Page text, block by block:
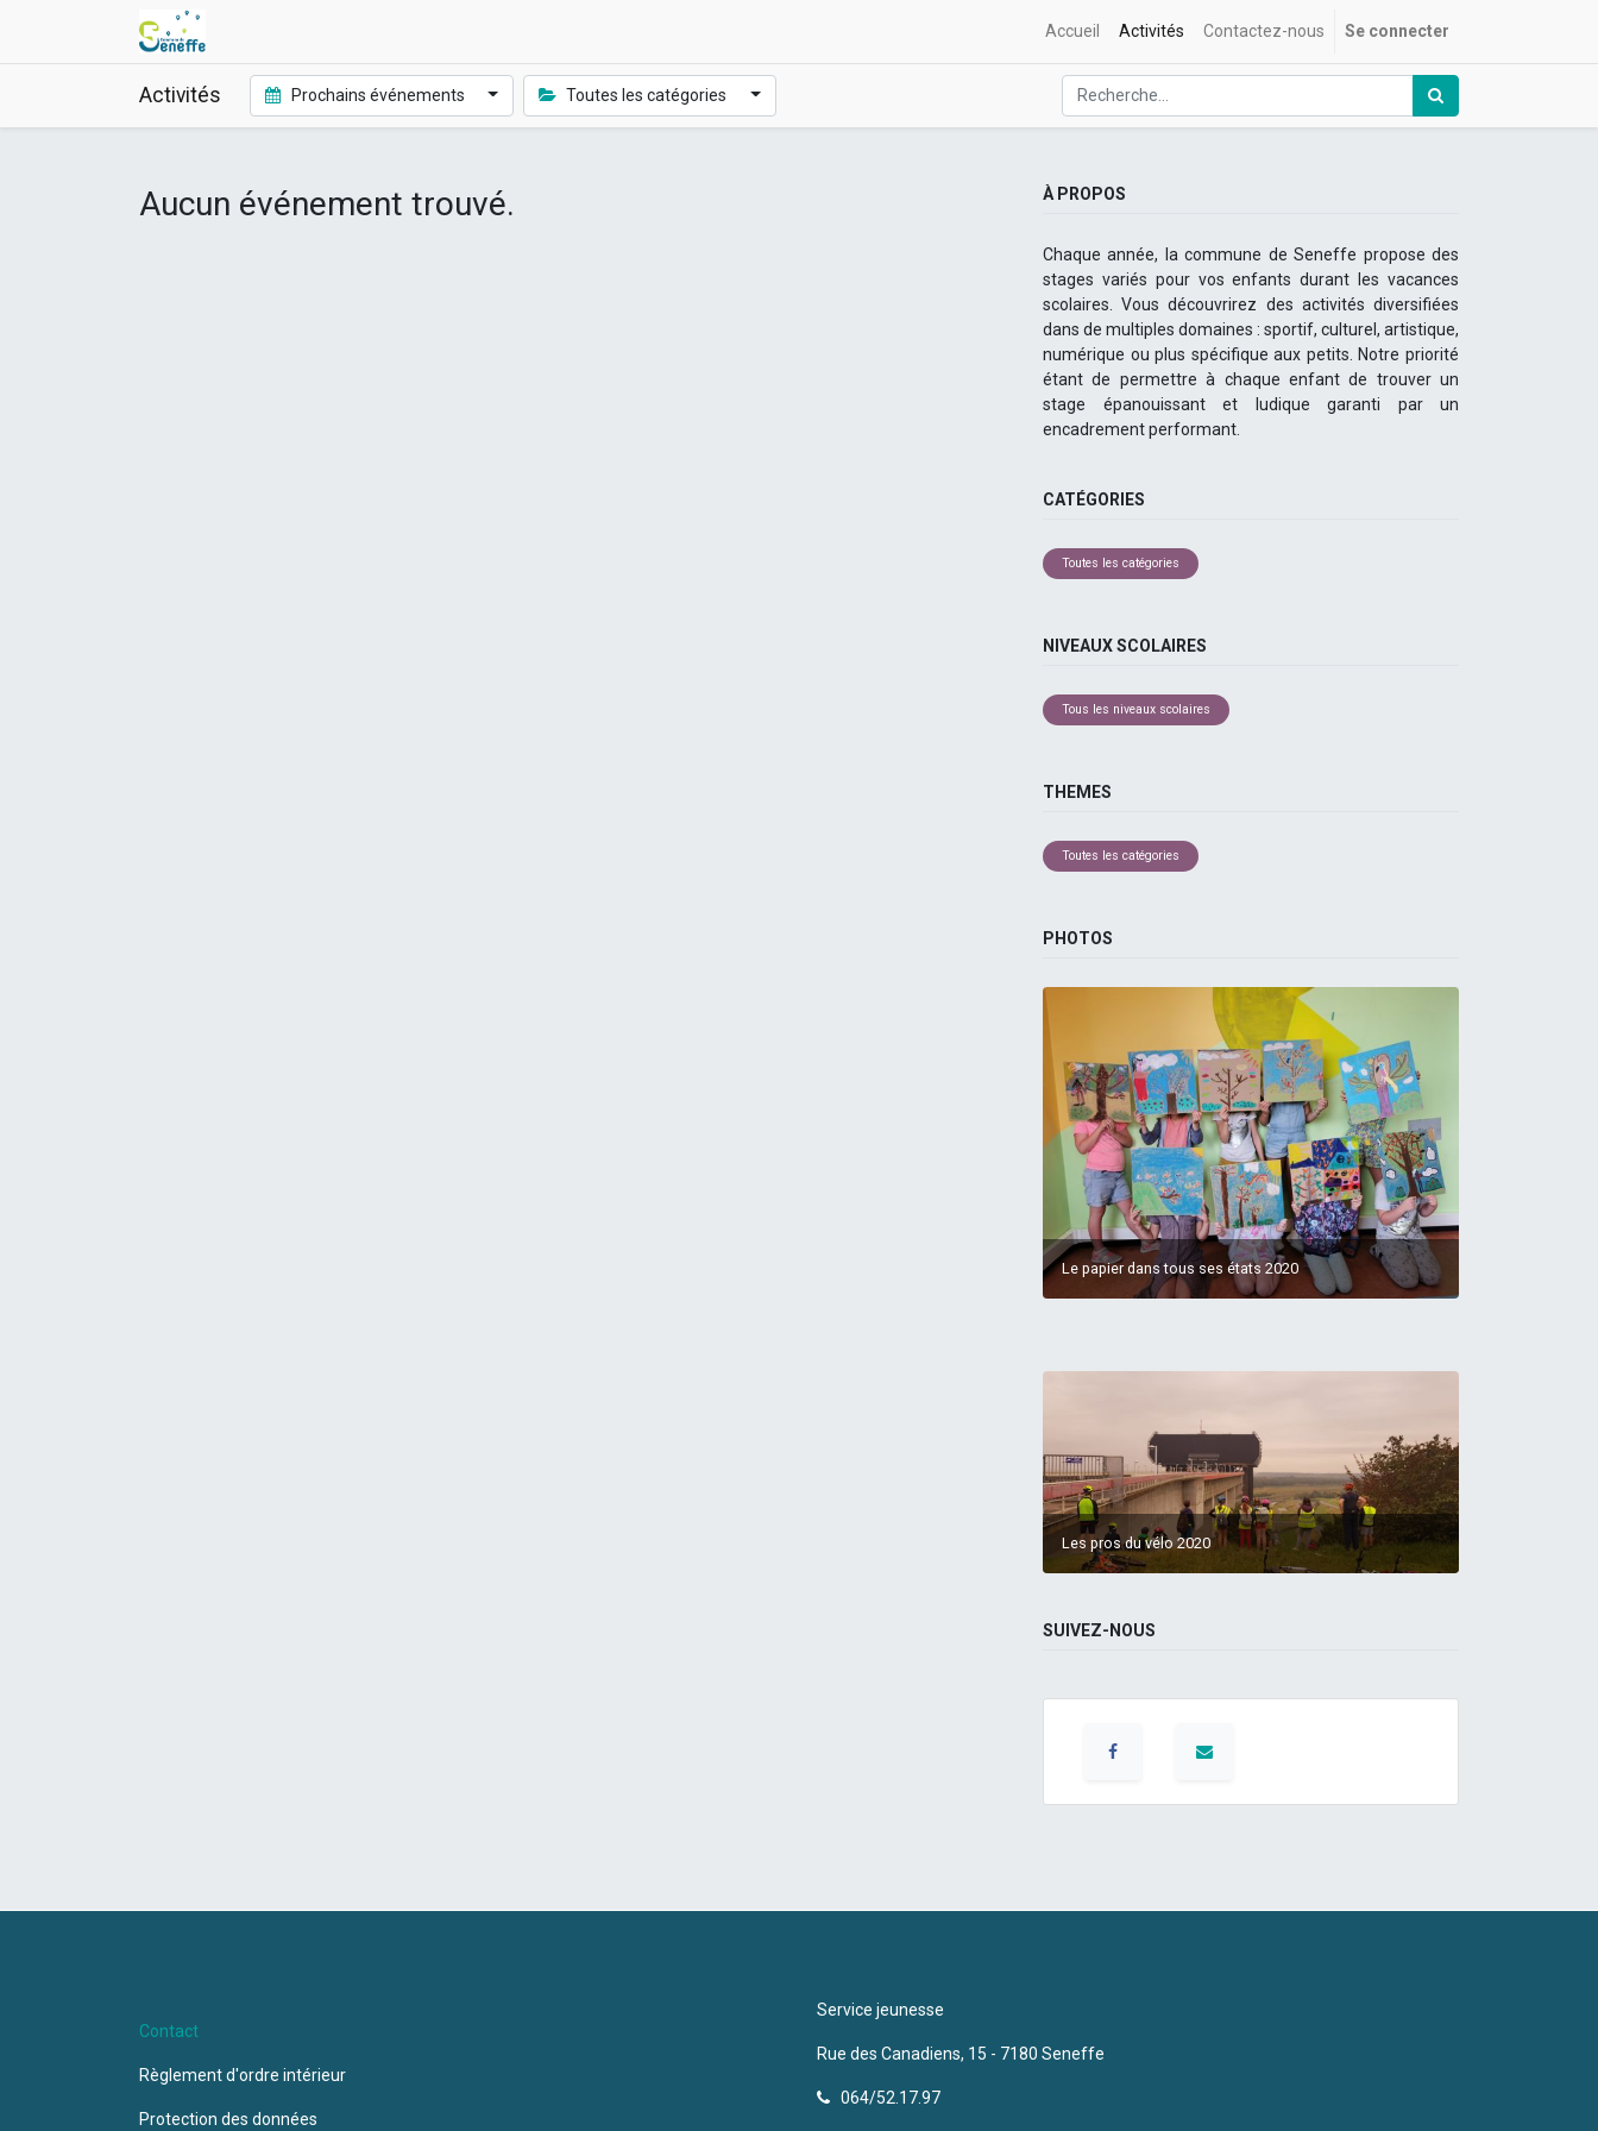
Accueil Activités Contactez-nous Se connecter
Activités Prochains événements Toutes les catégories
Aucun événement trouvé. À PROPOS
Chaque année, la commune de Seneffe propose des
stages variés pour vos enfants durant les vacances
scolaires. Vous découvrirez des activités diversifiées
dans de multiples domaines : sportif, culturel, artistique,
numérique ou plus spécifique aux petits. Notre priorité
étant de permettre à chaque enfant de trouver un
stage épanouissant et ludique garanti par un
encadrement performant.
CATÉGORIES
Toutes les catégories
NIVEAUX SCOLAIRES
Tous les niveaux scolaires
THEMES
Toutes les catégories
PHOTOS
Le papier dans tous ses états 2020
Les pros du vélo 2020
SUIVEZ-NOUS
Contact
Règlement d'ordre intérieur
Protection des données
Service jeunesse
Rue des Canadiens, 15 - 7180 Seneffe
064/52.17.97